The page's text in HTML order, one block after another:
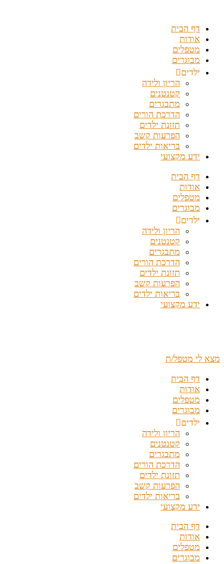
דף הבית
אודות
מטפלים
מבוגרים
ילדים
הריון ולידה
קטנטנים
מתבגרים
הדרכת הורים
תזונת ילדים
הפרעות קשב
בריאות ילדים
ידע מקצועי
דף הבית
אודות
מטפלים
מבוגרים
ילדים
הריון ולידה
קטנטנים
מתבגרים
הדרכת הורים
תזונת ילדים
הפרעות קשב
בריאות ילדים
ידע מקצועי
מצא לי מטפל/ת
דף הבית
אודות
מטפלים
מבוגרים
ילדים
הריון ולידה
קטנטנים
מתבגרים
הדרכת הורים
תזונת ילדים
הפרעות קשב
בריאות ילדים
ידע מקצועי
דף הבית
אודות
מטפלים
מבוגרים